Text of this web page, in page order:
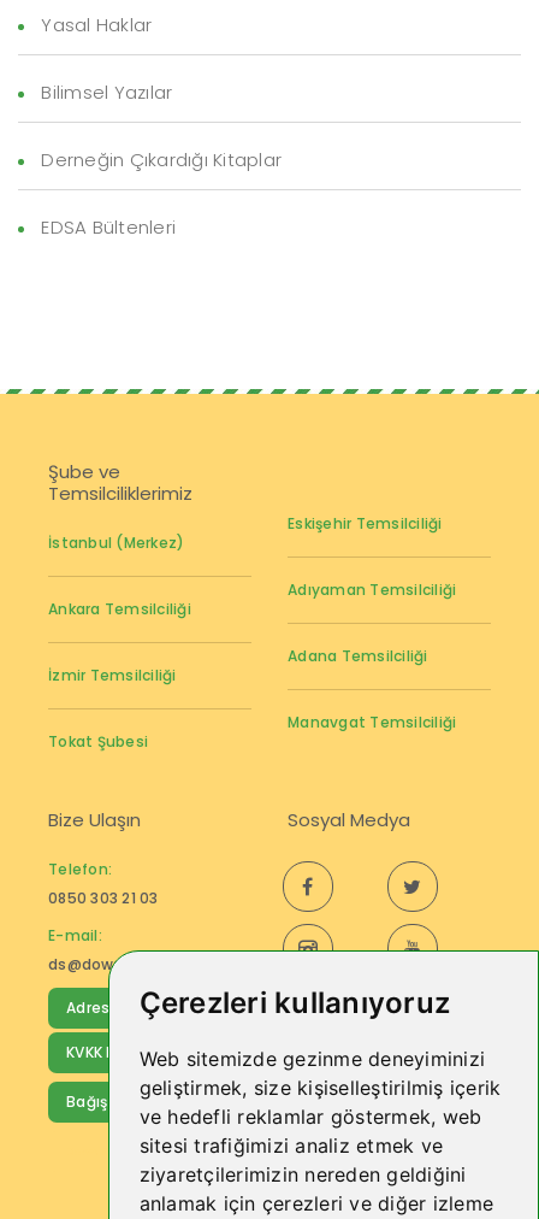
Çerezleri kullanıyoruz
Web sitemizde gezinme deneyiminizi
geliştirmek, size kişiselleştirilmiş içerik
ve hedefli reklamlar göstermek, web
sitesi trafiğimizi analiz etmek ve
ziyaretçilerimizin nereden geldiğini
anlamak için çerezleri ve diğer izleme
Yasal Haklar
Bilimsel Yazılar
Derneğin Çıkardığı Kitaplar
EDSA Bültenleri
Şube ve
Temsilciliklerimiz
İstanbul (Merkez)
Ankara Temsilciliği
İzmir Temsilciliği
Tokat Şubesi
Eskişehir Temsilciliği
Adıyaman Temsilciliği
Adana Temsilciliği
Manavgat Temsilciliği
Bize Ulaşın
Telefon:
0850 303 21 03
E-mail:
ds@downturkiye.org
Adres Bilgileri
KVKK Bilgilendirmesi
Bağış Yap
Down Sendromu
Sosyal Medya
E-Bültenimize Kayıt
Olun